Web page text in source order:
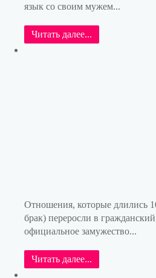
язык со своим мужем...
Читать далее...
Отношения, которые длились
брак) переросли в
официальное замужество...
Читать далее...